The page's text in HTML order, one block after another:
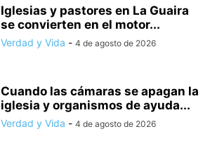
Iglesias y pastores en La Guaira
se convierten en el motor...
Verdad y Vida - 4 de agosto de 2026
Cuando las cámaras se apagan la
iglesia y organismos de ayuda...
Verdad y Vida - 4 de agosto de 2026